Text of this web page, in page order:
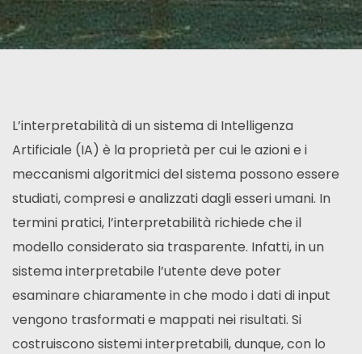
L’interpretabilità di un sistema di Intelligenza
Artificiale (IA) è la proprietà per cui le azioni e i
meccanismi algoritmici del sistema possono essere
studiati, compresi e analizzati dagli esseri umani. In
termini pratici, l’interpretabilità richiede che il
modello considerato sia trasparente. Infatti, in un
sistema interpretabile l’utente deve poter
esaminare chiaramente in che modo i dati di input
vengono trasformati e mappati nei risultati. Si
costruiscono sistemi interpretabili, dunque, con lo